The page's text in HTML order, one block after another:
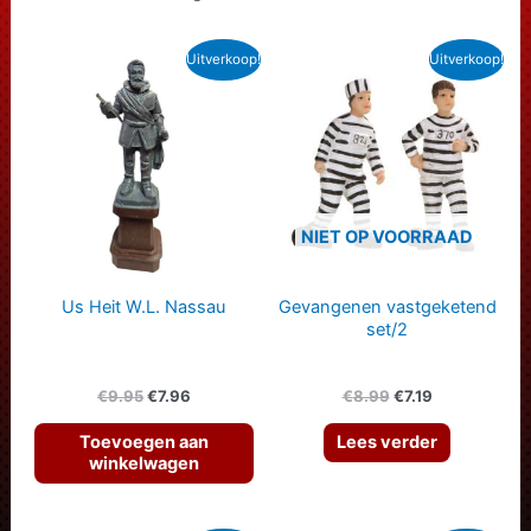
Uitverkoop!
Us Heit W.L. Nassau
€9.95Oorspronkelijke
was:
€9.95.
€7.96Huidige
is:
€7.96.
Toevoegen aan
winkelwagen
Uitverkoop!
NIET OP VOORRAAD
Gevangenen vastgeketend
set/2
€8.99 Oorspronkelijke
was:
€8.99.
€7.19Huidige
is:
€7.19.
Lees verder